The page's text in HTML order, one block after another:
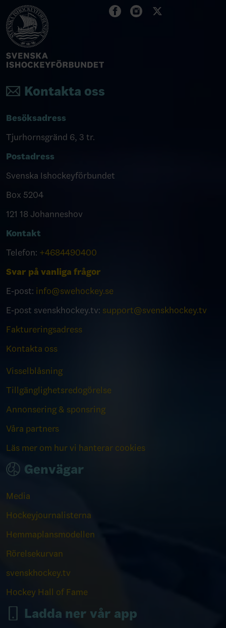
Kontakta oss
Besöksadress
Tjurhornsgränd 6, 3 tr.
Postadress
Svenska Ishockeyförbundet
Box 5204
121 18 Johanneshov
Kontakt
Telefon: +4684490400
Svar på vanliga frågor
E-post: info@swehockey.se
E-post svenskhockey.tv: support@svenskhockey.tv
Faktureringsadress
Kontakta oss
Visselblåsning
Tillgänglighetsredogörelse
Annonsering & sponsring
Våra partners
Läs mer om hur vi hanterar cookies
Genvägar
Media
Hockeyjournalisterna
Hemmaplansmodellen
Rörelsekurvan
svenskhockey.tv
Hockey Hall of Fame
Ladda ner vår app